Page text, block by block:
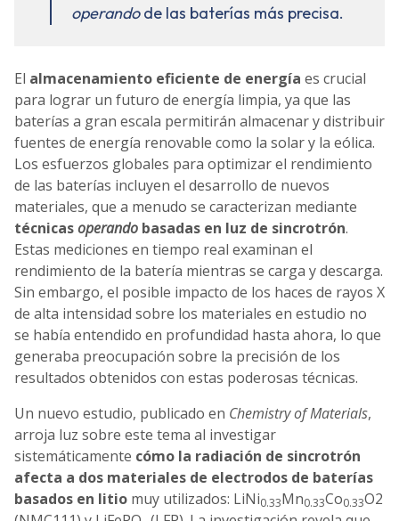
operandode las baterías más precisa.
El almacenamiento eficiente de energía es crucial
para lograr un futuro de energía limpia, ya que las
baterías a gran escala permitirán almacenar y distribuir
fuentes de energía renovable como la solar y la eólica.
Los esfuerzos globales para optimizar el rendimiento
de las baterías incluyen el desarrollo de nuevos
materiales, que a menudo se caracterizan mediante
técnicasoperando basadas en luz de sincrotrón.
Estas mediciones en tiempo real examinan el
rendimiento de la batería mientras se carga y descarga.
Sin embargo, el posible impacto de los haces de rayos X
de alta intensidad sobre los materiales en estudio no
se había entendido en profundidad hasta ahora, lo que
generaba preocupación sobre la precisión de los
resultados obtenidos con estas poderosas técnicas.
Un nuevo estudio, publicado en Chemistry of Materials,
arroja luz sobre este tema al investigar
sistemáticamente cómo la radiación de sincrotrón
afecta a dos materiales de electrodos de baterías
basados en litio muy utilizados: LiNi0.33Mn0.33Co0.33O2